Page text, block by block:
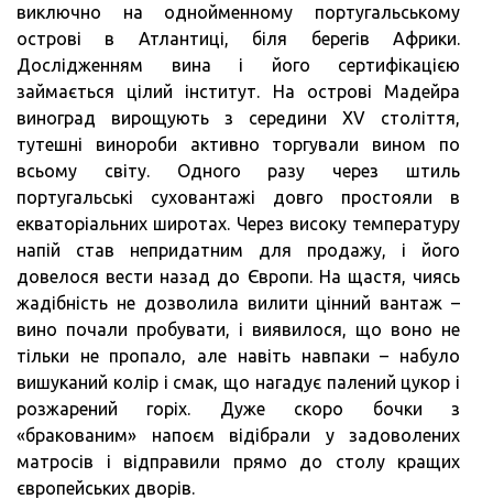
виключно на однойменному португальському
острові в Атлантиці, біля берегів Африки.
Дослідженням вина і його сертифікацією
займається цілий інститут. На острові Мадейра
виноград вирощують з середини XV століття,
тутешні винороби активно торгували вином по
всьому світу. Одного разу через штиль
португальські суховантажі довго простояли в
екваторіальних широтах. Через високу температуру
напій став непридатним для продажу, і його
довелося вести назад до Європи. На щастя, чиясь
жадібність не дозволила вилити цінний вантаж –
вино почали пробувати, і виявилося, що воно не
тільки не пропало, але навіть навпаки – набуло
вишуканий колір і смак, що нагадує палений цукор і
розжарений горіх. Дуже скоро бочки з
«бракованим» напоєм відібрали у задоволених
матросів і відправили прямо до столу кращих
європейських дворів.